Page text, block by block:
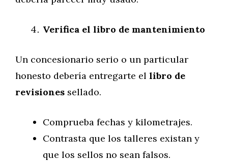
Verifica el libro de mantenimiento
Un concesionario serio o un particular
honesto debería entregarte el libro de
revisiones sellado.
Comprueba fechas y kilometrajes.
Contrasta que los talleres existan y
que los sellos no sean falsos.